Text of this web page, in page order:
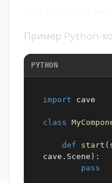
Пример Python-
PYTHON
import cave
class
def start (
cave . Scene ) :
pass